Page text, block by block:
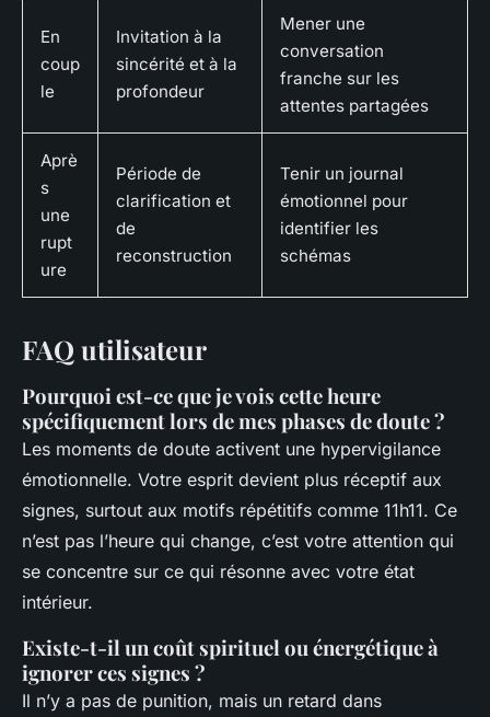
En
coup
le
Invitation à la
sincérité et à la
profondeur
Mener une
conversation
franche sur les
attentes partagées
Aprè
s
une
rupt
ure
Période de
clarification et
de
reconstruction
Tenir un journal
émotionnel pour
identifier les
schémas
FAQ utilisateur
Pourquoi est-ce que je vois cette heure
spécifiquement lors de mes phases de doute ?
Les moments de doute activent une hypervigilance
émotionnelle. Votre esprit devient plus réceptif aux
signes, surtout aux motifs répétitifs comme 11h11. Ce
n’est pas l’heure qui change, c’est votre attention qui
se concentre sur ce qui résonne avec votre état
intérieur.
Existe-t-il un coût spirituel ou énergétique à
ignorer ces signes ?
Il n’y a pas de punition, mais un retard dans